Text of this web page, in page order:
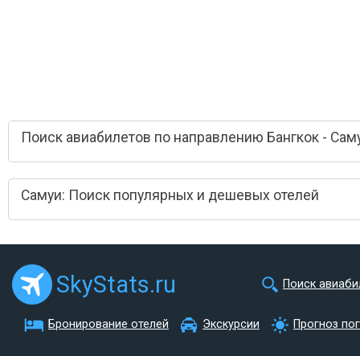
Поиск авиабилетов по направлению Бангкок -
Самуи: Поиск популярных и дешевых отелей
SkyStats.ru Поиск
Бронирование отелей Экскурсии Прогноз